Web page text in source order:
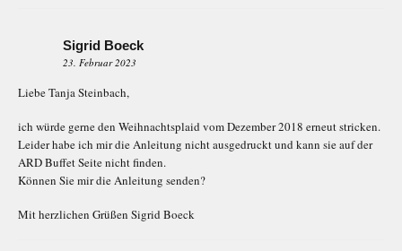
Sigrid Boeck
23. Februar 2023
Liebe Tanja Steinbach,
ich würde gerne den Weihnachtsplaid vom Dezember 2018 erneut stricken.
Leider habe ich mir die Anleitung nicht ausgedruckt und kann sie auf der
ARD Buffet Seite nicht finden.
Können Sie mir die Anleitung senden?
Mit herzlichen Grüßen Sigrid Boeck